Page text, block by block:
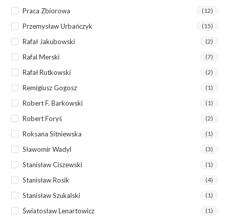
Praca Zbiorowa (12)
Przemysław Urbańczyk (15)
Rafał Jakubowski (2)
Rafal Merski (7)
Rafał Rutkowski (2)
Remigiusz Gogosz (1)
Robert F. Barkowski (1)
Robert Foryś (2)
Roksana Sitniewska (1)
Sławomir Wadyl (3)
Stanisław Ciszewski (1)
Stanisław Rosik (4)
Stanisław Szukalski (1)
Światosław Lenartowicz (1)